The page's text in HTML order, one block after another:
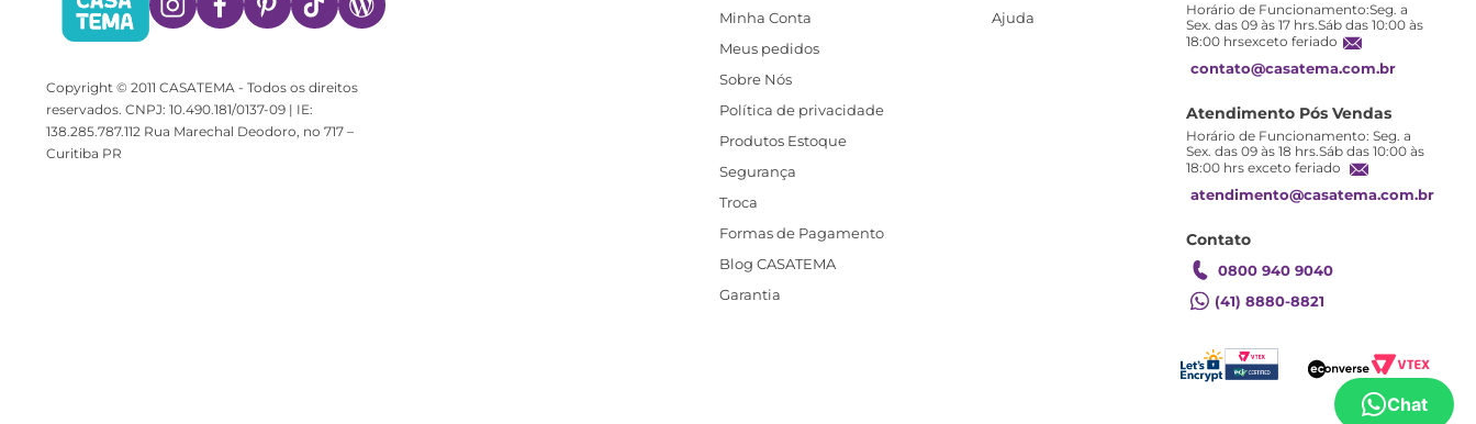
Chat
Copyright © 2011 CASATEMA - Todos os direitos
reservados. CNPJ: 10.490.181/0137-09 | IE:
138.285.787.112 Rua Marechal Deodoro, no 717 –
Curitiba PR
Minha Conta
Meus pedidos
Sobre Nós
Política de privacidade
Produtos Estoque
Segurança
Troca
Formas de Pagamento
Blog CASATEMA
Garantia
Ajuda
Horário de Funcionamento:Seg. a
Sex. das 09 às 17 hrs.Sáb das 10:00 às
18:00 hrsexceto feriado
contato@casatema.com.br
Atendimento Pós Vendas
Horário de Funcionamento: Seg. a
Sex. das 09 às 18 hrs.Sáb das 10:00 às
18:00 hrs exceto feriado
atendimento@casatema.com.br
Contato
0800 940 9040
(41) 8880-8821